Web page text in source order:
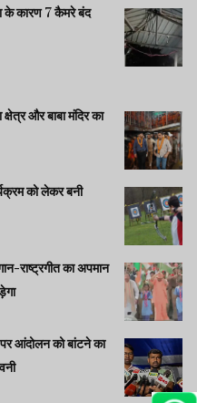
के कारण 7 कैमरे बंद
और बाबा मंदिर का
को लेकर बनी
राष्ट्रगीत का अपमान
आंदोलन को बांटने का